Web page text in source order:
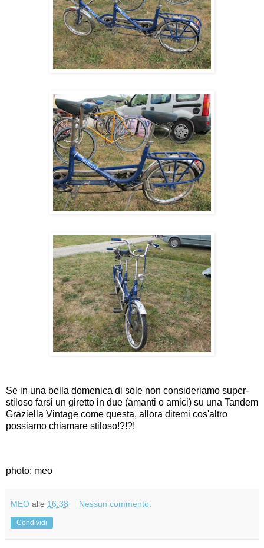
Se in una bella domenica di sole non consideriamo super-
stiloso farsi un giretto in due (amanti o amici) su una Tandem
Graziella Vintage come questa, allora ditemi cos'altro
possiamo chiamare stiloso!?!?!
photo: meo
MEO alle 16:38 Nessun commento:
Condividi